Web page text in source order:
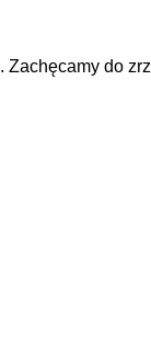
. Zachęcamy do